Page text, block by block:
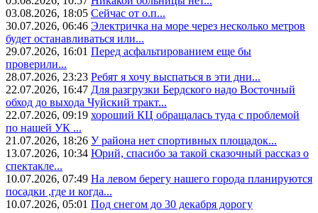
03.08.2026, 18:05 Сейчас от о.п...
30.07.2026, 06:46 Электричка на море через несколько метров
будет останавливаться или...
29.07.2026, 16:01 Перед асфальтированием еще бы
проверили...
28.07.2026, 23:23 Ребят я хочу выспаться в эти дни...
22.07.2026, 16:47 Для разгрузки Бердского надо Восточный
обход до выхода Чуйский тракт...
22.07.2026, 09:19 хороший КЦ обращалась туда с проблемой
по нашей УК ...
21.07.2026, 18:26 У района нет спортивных площадок...
13.07.2026, 10:34 Юрий, спасибо за такой сказочный рассказ о
спектакле...
10.07.2026, 07:49 На левом берегу нашего города планируются
посадки ,где и когда...
10.07.2026, 05:01 Под снегом до 30 декабря дорогу